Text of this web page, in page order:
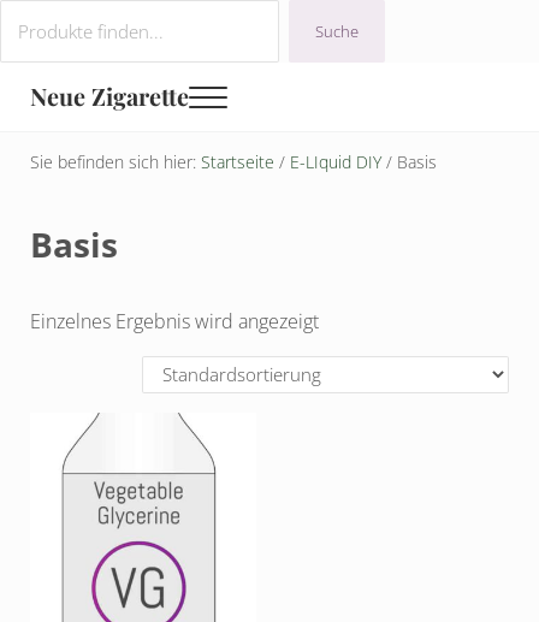
Suche
Neue Zigarette Menü
Sie befinden sich hier: Startseite / E-LIquid DIY /Basis
Basis
Einzelnes Ergebnis wird angezeigt
Dieses Produkt weist mehrere Varianten auf. Die